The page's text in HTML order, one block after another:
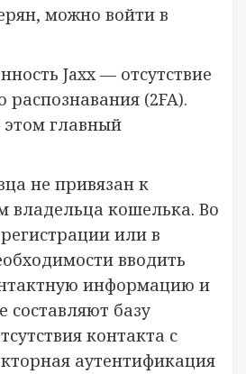
можно войти в
Jaxx — отсутствие
распознавания (2FA).
главный
не привязан к
кошелька. Во
или в
вводить
информацию и
составляют базу
контакта с
аутентификация